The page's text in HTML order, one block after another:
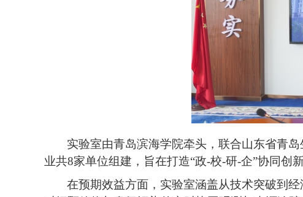
实验室由青岛滨海学院牵头，联合山东省青
业共8家单位组建，旨在打造“政-校-研-企”协同创
在预期效益方面，实验室涵盖从技术突破到